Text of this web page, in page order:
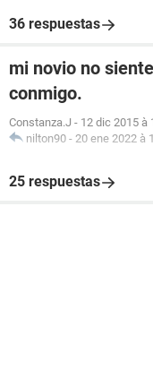
36 respuestas
mi novio no
conmigo.
Constanza.J - 12 dic 2015 à
nilton90 - 20 ene 2022 à
25 respuestas